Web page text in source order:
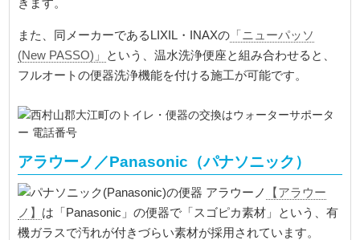
きます。
また、同メーカーであるLIXIL・INAXの 「ニューパッソ
(New PASSO)」
という、温水洗浄便座と組み合わせると、
フルオートの便器洗浄機能を付ける施工が可能です。
アラウーノ／Panasonic（パナソニック）
【アラウー
ノ】 は「Panasonic」の便器で「スゴピカ素材」という、有
機ガラスで汚れが付きづらい素材が採用されています。